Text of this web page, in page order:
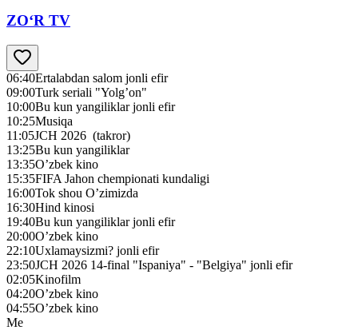
ZO‘R TV
06:40Ertalabdan salom jonli efir
09:00Turk seriali "Yolg’on"
10:00Bu kun yangiliklar jonli efir
10:25Musiqa
11:05JCH 2026 (takror)
13:25Bu kun yangiliklar
13:35O’zbek kino
15:35FIFA Jahon chempionati kundaligi
16:00Tok shou O’zimizda
16:30Hind kinosi
19:40Bu kun yangiliklar jonli efir
20:00O’zbek kino
22:10Uxlamaysizmi? jonli efir
23:50JCH 2026 14-final "Ispaniya" - "Belgiya" jonli efir
02:05Kinofilm
04:20O’zbek kino
04:55O’zbek kino
Me